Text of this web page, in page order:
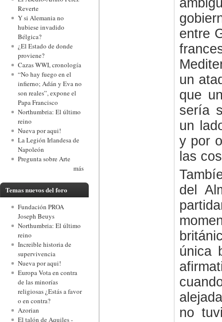
Reverte
Y si Alemania no
hubiese invadido
Bélgica?
¿El Estado de donde
proviene?
Cazas WWI, cronología
“No hay fuego en el
infierno; Adán y Eva no
son reales”, expone el
Papa Francisco
Northumbria: El último
reino
Nueva por aqui!
La Legión Irlandesa de
Napoleón
Pregunta sobre Arte
más
Temas nuevos del foro
Fundación PROA
Joseph Beuys
Northumbria: El último
reino
Increible historia de
supervivencia
Nueva por aqui!
Europa Vota en contra
de las minorías
religiosas ¿Estás a favor
o en contra?
Azorian
El talón de Aquiles -
entre
un
que
sería
un
y por
las
del
única
no